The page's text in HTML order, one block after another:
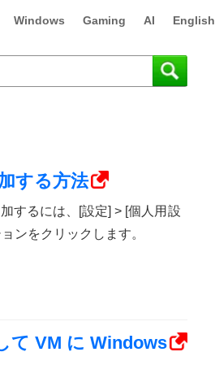
Windows Gaming AI English
する方法
するには、[設定] > [個人用設
ンをクリックします。
て VM に Windows